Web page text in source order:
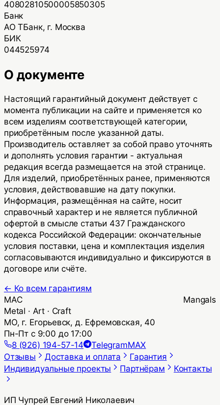
40802810500005850305
Банк
АО ТБанк, г. Москва
БИК
044525974
О документе
Настоящий гарантийный документ действует с
момента публикации на сайте и применяется ко
всем изделиям соответствующей категории,
приобретённым после указанной даты.
Производитель оставляет за собой право уточнять
и дополнять условия гарантии - актуальная
редакция всегда размещается на этой странице.
Для изделий, приобретённых ранее, применяются
условия, действовавшие на дату покупки.
Информация, размещённая на сайте, носит
справочный характер и не является публичной
офертой в смысле статьи 437 Гражданского
кодекса Российской Федерации: окончательные
условия поставки, цена и комплектация изделия
согласовываются индивидуально и фиксируются в
договоре или счёте.
← Ко всем гарантиям
MAC Mangals
Metal · Art · Craft
МО, г. Егорьевск, д. Ефремовская, 40
Пн-Пт с 9:00 до 17:00
8 (926) 194-57-14
TelegramMAX
Отзывы
Доставка и оплата
Гарантия
Индивидуальные проекты
Партнёрам Контакты
ИП Чупрей Евгений Николаевич